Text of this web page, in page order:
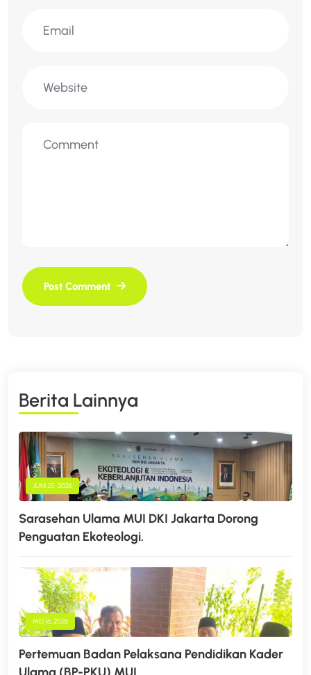
BERITA LAINNYA
JUNI 25, 2026
Sarasehan Ulama MUI DKI Jakarta Dorong
Penguatan Ekoteologi.
MEI 16, 2026
Pertemuan Badan Pelaksana Pendidikan Kader